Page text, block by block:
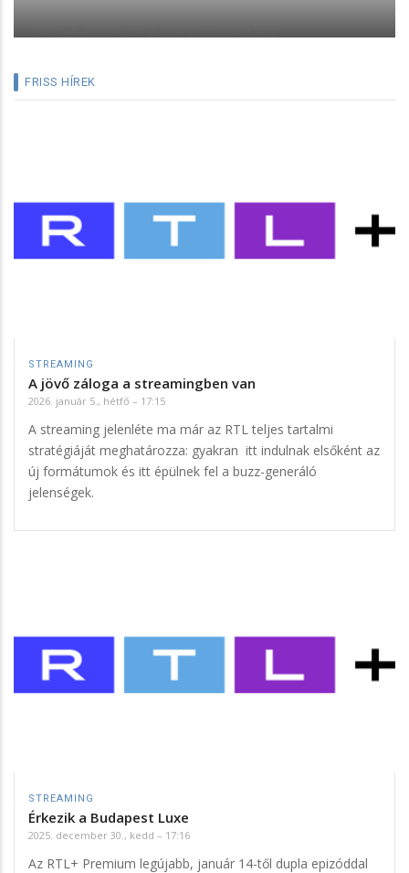
FRISS HÍREK
STREAMING
A jövő záloga a streamingben van
2026. január 5., hétfő – 17:15
A streaming jelenléte ma már az RTL teljes tartalmi
stratégiáját meghatározza: gyakran itt indulnak elsőként az
új formátumok és itt épülnek fel a buzz-generáló
jelenségek.
STREAMING
Érkezik a Budapest Luxe
2025. december 30., kedd – 17:16
Az RTL+ Premium legújabb, január 14-től dupla epizóddal